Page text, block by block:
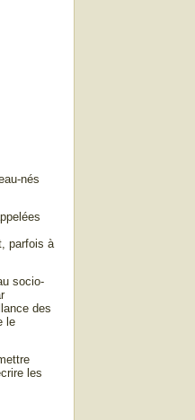
nés
parfois à
socio-
des
le
les